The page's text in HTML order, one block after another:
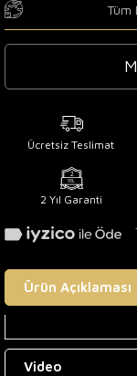
Tüm
Ücretsiz Teslimat
2 Yıl Garanti
Ürün Açıklaması
Video